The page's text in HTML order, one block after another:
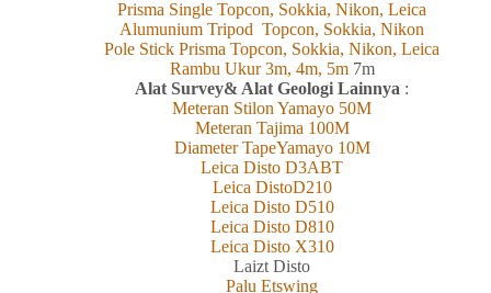
Prisma Single Topcon, Sokkia, Nikon, Leica
Alumunium Tripod Topcon, Sokkia, Nikon
Pole Stick Prisma Topcon, Sokkia, Nikon, Leica
Rambu Ukur 3m, 4m, 5m7m
Alat Survey& Alat Geologi Lainnya :
Meteran Stilon Yamayo 50M
Meteran Tajima 100M
Diameter TapeYamayo 10M
Leica Disto D3ABT
Leica DistoD210
Leica Disto D510
Leica Disto D810
Leica Disto X310
Laizt Disto
Palu Etswing